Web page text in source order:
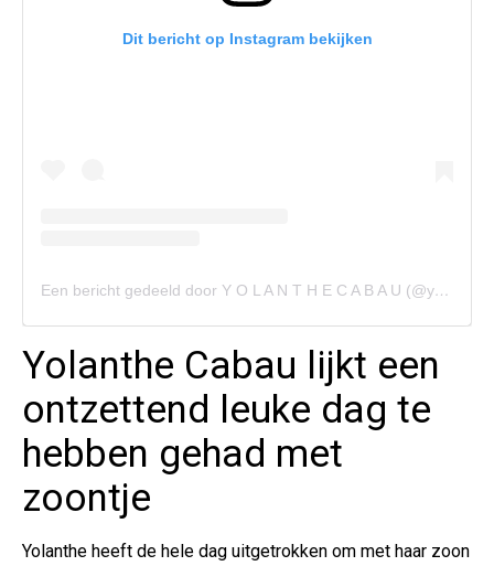
Dit bericht op Instagram bekijken
Een bericht gedeeld door Y O L A N T H E C A B A U (@yolanthecabau)
Yolanthe Cabau lijkt een
ontzettend leuke dag te
hebben gehad met
zoontje
Yolanthe heeft de hele dag uitgetrokken om met haar zoon